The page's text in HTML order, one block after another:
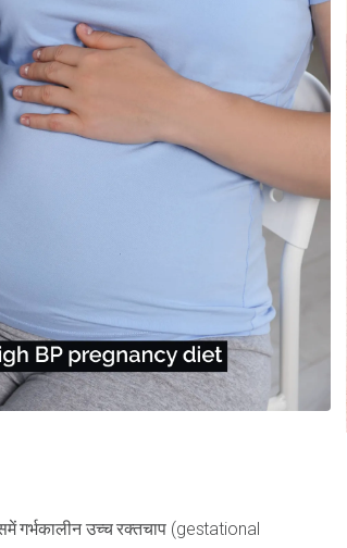
गर्भकालीन उच्च रक्तचाप (gestational